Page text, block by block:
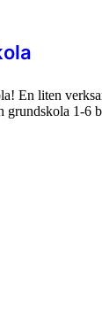
En liten
grundskola 1-6